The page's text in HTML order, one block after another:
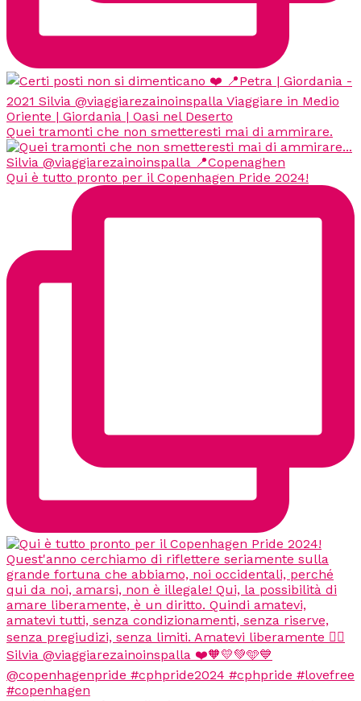
Quei tramonti che non smetteresti mai di ammirare.
Qui è tutto pronto per il Copenhagen Pride 2024!